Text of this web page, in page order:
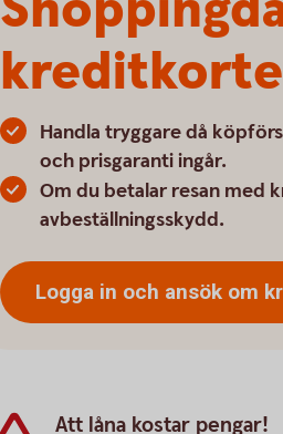
Handla tryggare då
och prisgaranti ingår.
Om du betalar resan med
avbeställningsskydd.
Logga in och ansök om
Att låna kostar pengar!